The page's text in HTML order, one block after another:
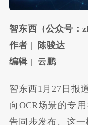
智东西（公众号：
作者 | 陈骏达
编辑 | 云鹏
智东西1月27日报
向OCR场景的专用
告同步发布。这一